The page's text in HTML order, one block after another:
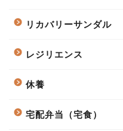
リカバリーサンダル
レジリエンス
休養
宅配弁当（宅食）